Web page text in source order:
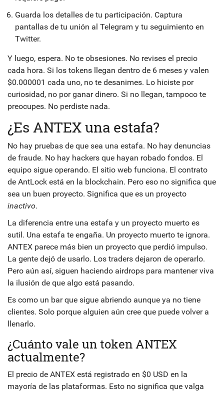
Guarda los detalles de tu participación. Captura
pantallas de tu unión al Telegram y tu seguimiento en
Twitter.
Y luego, espera. No te obsesiones. No revises el precio
cada hora. Si los tokens llegan dentro de 6 meses y valen
$0.000001 cada uno, no te desanimes. Lo hiciste por
curiosidad, no por ganar dinero. Si no llegan, tampoco te
preocupes. No perdiste nada.
¿Es ANTEX una estafa?
No hay pruebas de que sea una estafa. No hay denuncias
de fraude. No hay hackers que hayan robado fondos. El
equipo sigue operando. El sitio web funciona. El contrato
de AntLock está en la blockchain. Pero eso no significa que
sea un buen proyecto. Significa que es un proyecto
inactivo.
La diferencia entre una estafa y un proyecto muerto es
sutil. Una estafa te engaña. Un proyecto muerto te ignora.
ANTEX parece más bien un proyecto que perdió impulso.
La gente dejó de usarlo. Los traders dejaron de operarlo.
Pero aún así, siguen haciendo airdrops para mantener viva
la ilusión de que algo está pasando.
Es como un bar que sigue abriendo aunque ya no tiene
clientes. Solo porque alguien aún cree que puede volver a
llenarlo.
¿Cuánto vale un token ANTEX
actualmente?
El precio de ANTEX está registrado en $0 USD en la
mayoría de las plataformas. Esto no significa que valga